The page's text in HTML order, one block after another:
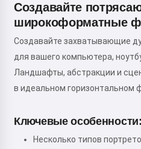
Создавайте
широкоформатные
Создавайте захватывающие
для вашего компьютера,
Ландшафты, абстракции и
в идеальном горизонтальном
Ключевые особенности:
Несколько типов